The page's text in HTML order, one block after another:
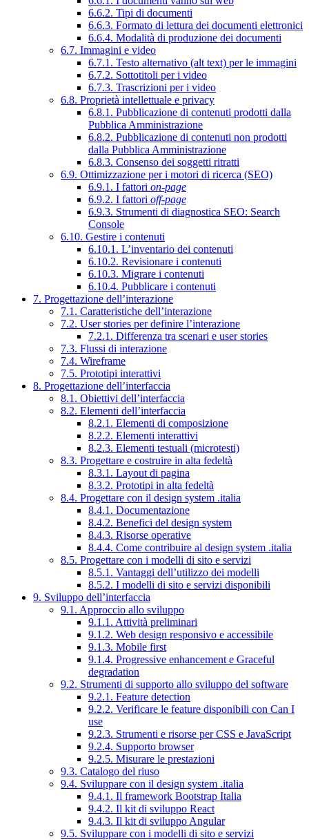
6.6.2. Tipi di documenti
6.6.3. Formato di lettura dei documenti elettronici
6.6.4. Modalità di produzione dei documenti
6.7. Immagini e video
6.7.1. Testo alternativo (alt text) per le immagini
6.7.2. Sottotitoli per i video
6.7.3. Trascrizioni per i video
6.8. Proprietà intellettuale e privacy
6.8.1. Pubblicazione di contenuti prodotti dalla
Pubblica Amministrazione
6.8.2. Pubblicazione di contenuti non prodotti
dalla Pubblica Amministrazione
6.8.3. Consenso dei soggetti ritratti
6.9. Ottimizzazione per i motori di ricerca (SEO)
6.9.1. I fattori on-page
6.9.2. I fattori off-page
6.9.3. Strumenti di diagnostica SEO: Search
Console
6.10. Gestire i contenuti
6.10.1. L’inventario dei contenuti
6.10.2. Revisionare i contenuti
6.10.3. Migrare i contenuti
6.10.4. Pubblicare i contenuti
7. Progettazione dell’interazione
7.1. Caratteristiche dell’interazione
7.2. User stories per definire l’interazione
7.2.1. Differenza tra scenari e user stories
7.3. Flussi di interazione
7.4. Wireframe
7.5. Prototipi interattivi
8. Progettazione dell’interfaccia
8.1. Obiettivi dell’interfaccia
8.2. Elementi dell’interfaccia
8.2.1. Elementi di composizione
8.2.2. Elementi interattivi
8.2.3. Elementi testuali (microtesti)
8.3. Progettare e costruire in alta fedeltà
8.3.1. Layout di pagina
8.3.2. Prototipi in alta fedeltà
8.4. Progettare con il design system .italia
8.4.1. Documentazione
8.4.2. Benefici del design system
8.4.3. Risorse operative
8.4.4. Come contribuire al design system .italia
8.5. Progettare con i modelli di sito e servizi
8.5.1. Vantaggi dell’utilizzo dei modelli
8.5.2. I modelli di sito e servizi disponibili
9. Sviluppo dell’interfaccia
9.1. Approccio allo sviluppo
9.1.1. Attività preliminari
9.1.2. Web design responsivo e accessibile
9.1.3. Mobile first
9.1.4. Progressive enhancement e Graceful
degradation
9.2. Strumenti di supporto allo sviluppo del software
9.2.1. Feature detection
9.2.2. Verificare le feature disponibili con Can I
use
9.2.3. Strumenti e risorse per CSS e JavaScript
9.2.4. Supporto browser
9.2.5. Misurare le prestazioni
9.3. Catalogo del riuso
9.4. Sviluppare con il design system .italia
9.4.1. Il framework Bootstrap Italia
9.4.2. Il kit di sviluppo React
9.4.3. Il kit di sviluppo Angular
9.5. Sviluppare con i modelli di sito e servizi